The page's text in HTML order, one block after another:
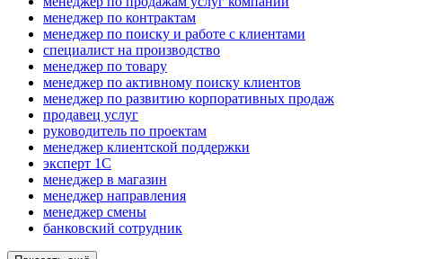
менеджер по контрактам
менеджер по поиску и работе с клиентами
специалист на производство
менеджер по товару
менеджер по активному поиску клиентов
менеджер по развитию корпоративных продаж
продавец услуг
руководитель по проектам
менеджер клиентской поддержки
эксперт 1С
менеджер в магазин
менеджер направления
менеджер смены
банковский сотрудник